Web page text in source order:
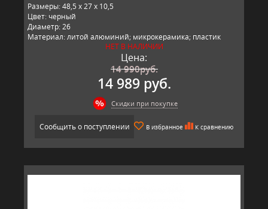
Размеры: 48,5 x 27 x 10,5
Цвет: черный
Диаметр: 26
Материал: литой алюминий; микрокерамика; пластик
Производитель: BAF, Германия
НЕТ В НАЛИЧИИ
Цена:
14 990руб.
14 989 руб.
Скидки при покупке
Сообщить о поступлении В избранное К сравнению